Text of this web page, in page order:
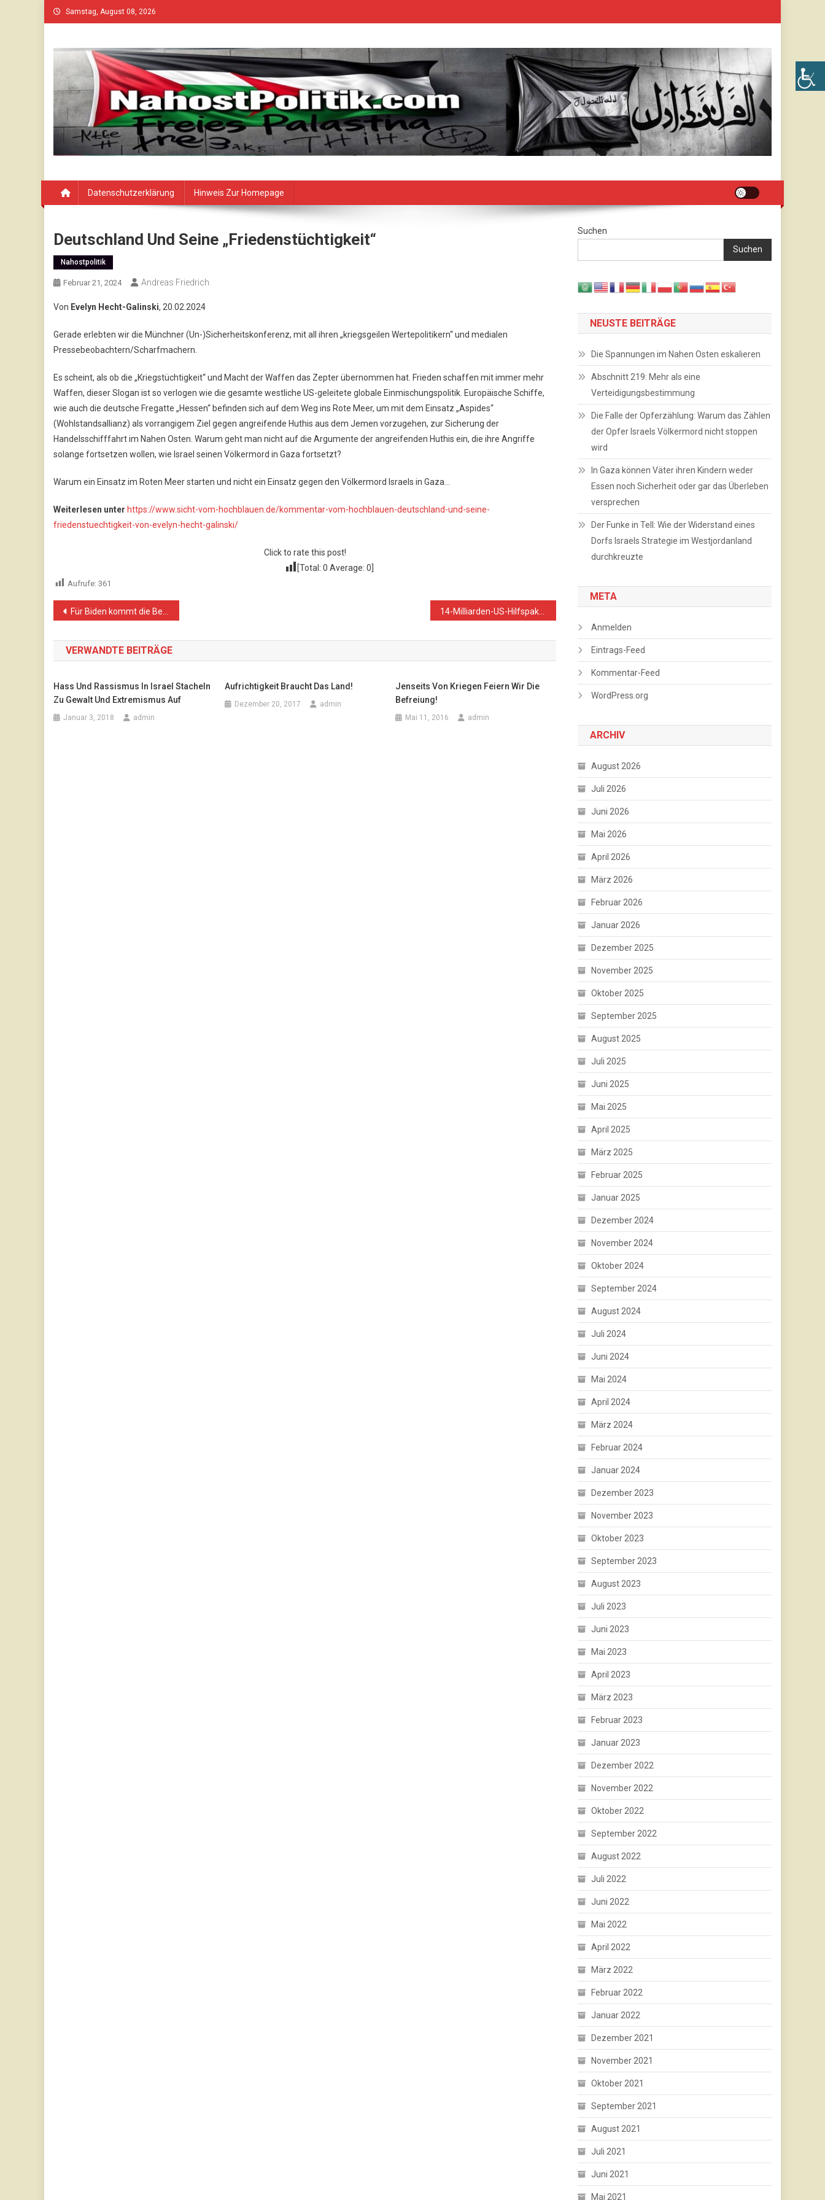
Skip
to
Samstag, August 08, 2026
Datenschutzerklärung Hinweis Zur Homepage
Deutschland Und Seine „Friedenstüchtigkeit“
Nahostpolitik
Februar 21, 2024 Andreas Friedrich
Von Evelyn Hecht-Galinski, 20.02.2024
Gerade erlebten wir die Münchner (Un-)Sicherheitskonferenz, mit all ihren „kriegsgeilen Wertepolitikern“ und medialen
Pressebeobachtern/Scharfmachern.
Es scheint, als ob die „Kriegstüchtigkeit“ und Macht der Waffen das Zepter übernommen hat. Frieden schaffen mit immer mehr
Waffen, dieser Slogan ist so verlogen wie die gesamte westliche US-geleitete globale Einmischungspolitik. Europäische Schiffe,
wie auch die deutsche Fregatte „Hessen“ befinden sich auf dem Weg ins Rote Meer, um mit dem Einsatz „Aspides“
(Wohlstandsallianz) als vorrangigem Ziel gegen angreifende Huthis aus dem Jemen vorzugehen, zur Sicherung der
Handelsschifffahrt im Nahen Osten. Warum geht man nicht auf die Argumente der angreifenden Huthis ein, die ihre Angriffe
solange fortsetzen wollen, wie Israel seinen Völkermord in Gaza fortsetzt?
Warum ein Einsatz im Roten Meer starten und nicht ein Einsatz gegen den Völkermord Israels in Gaza…
Weiterlesen unter https://www.sicht-vom-hochblauen.de/kommentar-vom-hochblauen-deutschland-und-seine-
friedenstuechtigkeit-von-evelyn-hecht-galinski/
Click to rate this post!
[Total: 0 Average: 0
Aufrufe: 361
Beitragsnavigation
Für Biden kommt die Beendigung des israelischen Massenmordes in Gaza nicht in Frage
VERWANDTE BEITRÄGE
Hass Und Rassismus In Israel Stacheln
Zu Gewalt Und Extremismus Auf
Januar 3, 2018 admin
Aufrichtigkeit Braucht Das Land!
Dezember 20, 2017 admin
Jenseits Von Kriegen Feiern Wir Die
Befreiung!
Mai 11, 2016 admin
Suchen
Suchen
NEUSTE BEITRÄGE
Die Spannungen im Nahen Osten eskalieren
Abschnitt 219: Mehr als eine
Verteidigungsbestimmung
Die Falle der Opferzählung: Warum das Zählen
der Opfer Israels Völkermord nicht stoppen
wird
In Gaza können Väter ihren Kindern weder
Essen noch Sicherheit oder gar das Überleben
versprechen
Der Funke in Tell: Wie der Widerstand eines
Dorfs Israels Strategie im Westjordanland
durchkreuzte
META
Anmelden
Eintrags-Feed
Kommentar-Feed
WordPress.org
ARCHIV
August 2026
Juli 2026
Juni 2026
Mai 2026
April 2026
März 2026
Februar 2026
Januar 2026
Dezember 2025
November 2025
Oktober 2025
September 2025
August 2025
Juli 2025
Juni 2025
Mai 2025
April 2025
März 2025
Februar 2025
Januar 2025
Dezember 2024
November 2024
Oktober 2024
September 2024
August 2024
Juli 2024
Juni 2024
Mai 2024
April 2024
März 2024
Februar 2024
Januar 2024
Dezember 2023
November 2023
Oktober 2023
September 2023
August 2023
Juli 2023
Juni 2023
Mai 2023
April 2023
März 2023
Februar 2023
Januar 2023
Dezember 2022
November 2022
Oktober 2022
September 2022
August 2022
Juli 2022
Juni 2022
Mai 2022
April 2022
März 2022
Februar 2022
Januar 2022
Dezember 2021
November 2021
Oktober 2021
September 2021
August 2021
Juli 2021
Juni 2021
Mai 2021